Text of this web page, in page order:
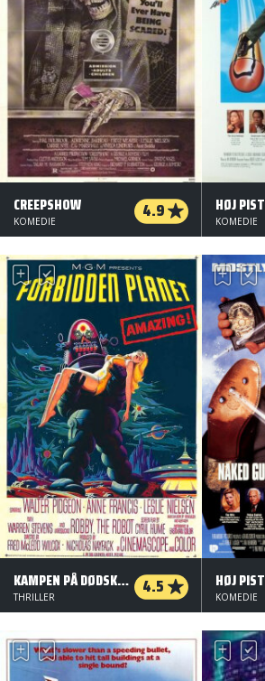
CREEPSHOW 4.9
KOMEDIE KOMEDIE
KAMPEN PÅ DØDSKLODEN 4.5
THRILLER KOMEDIE